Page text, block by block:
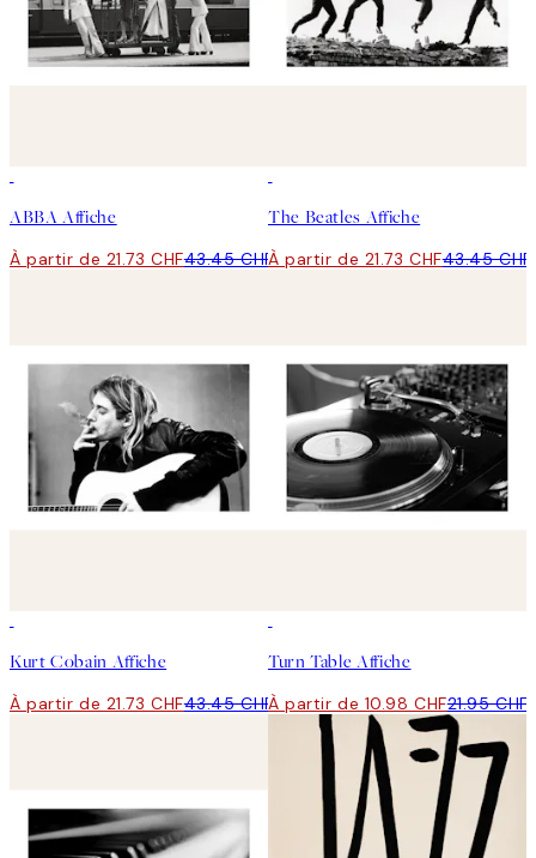
ABBA Affiche
À partir de 21.73 CHF43.45 CHF
The Beatles Affiche
À partir de 21.73 CHF43.45 CHF
Kurt Cobain Affiche
À partir de 21.73 CHF43.45 CHF
Turn Table Affiche
À partir de 10.98 CHF21.95 CHF